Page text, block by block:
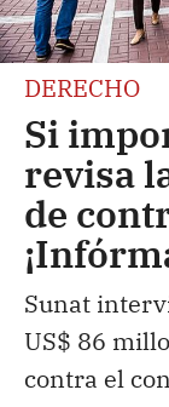
DERECHO
Si
revisa
de
Sunat
US$ 86
contra el